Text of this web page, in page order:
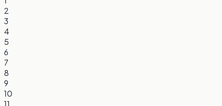
2
3
4
5
6
7
8
9
10
11